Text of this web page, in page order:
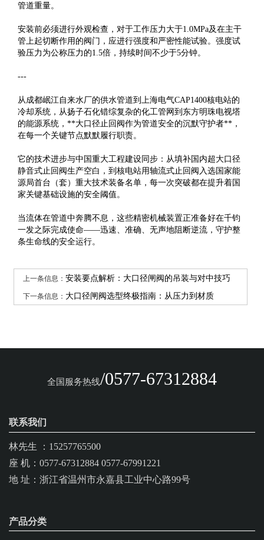
管道重量。
安装前必须进行外观检查，对于工作压力大于1.0MPa及在主干
管上起切断作用的阀门，应进行强度和严密性能试验。强度试
验压力为公称压力的1.5倍，持续时间不少于5分钟。
---
从成都岷江自来水厂的供水管道到上海电气CAP1400核电站的
冷却系统，从扬子石化错综复杂的化工管网到东方明珠电视塔
的能源系统，**大口径止回阀作为管道安全的沉默守护者**，
在每一个关键节点默默履行职责。
它的技术进步与中国重大工程建设同步：从填补国内超大口径
静音式止回阀生产空白，到核电站用轴流式止回阀入选国家能
源局首台（套）重大技术装备名单，每一次突破都在提升着国
家关键基础设施的安全阈值。
当流体在管道中奔腾不息，这些精密机械装置正准备好在千钧
一发之际完成使命——迅速、准确、无声地阻断逆流，守护整
条生命线的安全运行。
上一条信息： 安装要点解析：大口径闸阀的吊装与对中技巧
下一条信息： 大口径闸阀选型终极指南：从压力到材质
全国服务热线/0577-67312884
联系我们
林先生 ：15257765500
座 机：0577-67312884 0577-67991221
地 址：浙江省温州市永嘉县工业中心路99号
产品分类